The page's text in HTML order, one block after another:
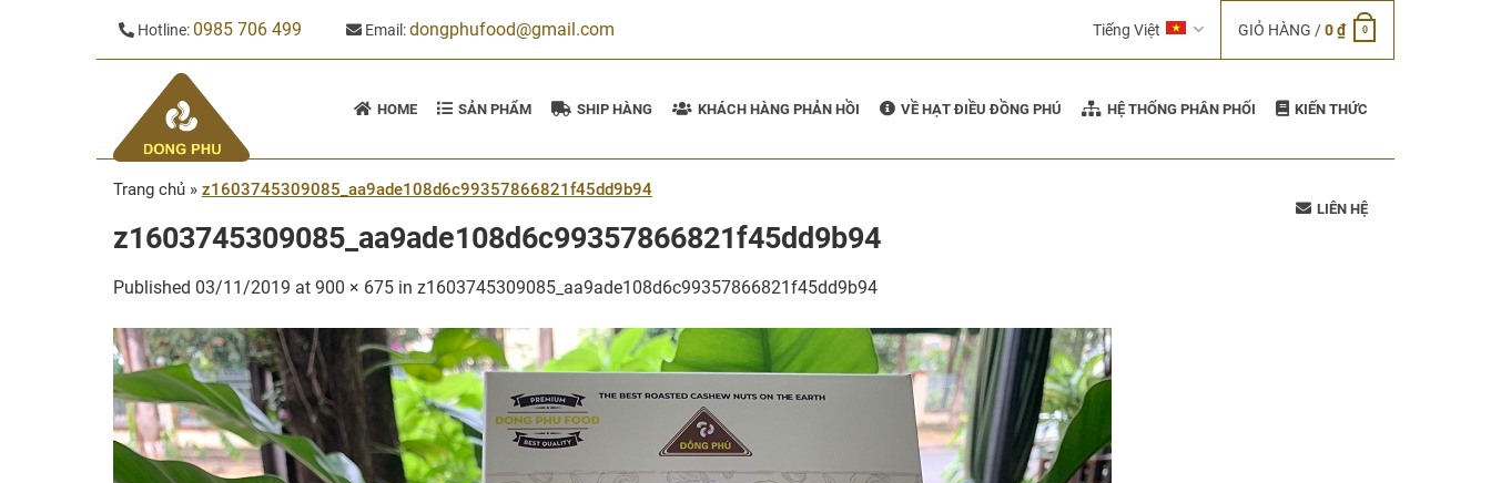
Hotline: 0985 706 499 Email:dongphufood@gmail.com Tiếng Việt GIỎ HÀNG /0₫ 0
HOME SẢN PHẨM SHIP HÀNG KHÁCH HÀNG PHẢN HỒI VỀ HẠT ĐIỀU ĐỒNG PHÚ HỆ THỐNG PHÂN PHỐI KIẾN THỨC
LIÊN HỆ
Trang chủ » z1603745309085_aa9ade108d6c99357866821f45dd9b94
z1603745309085_aa9ade108d6c99357866821f45dd9b94
Published 03/11/2019 at 900 × 675 in z1603745309085_aa9ade108d6c99357866821f45dd9b94